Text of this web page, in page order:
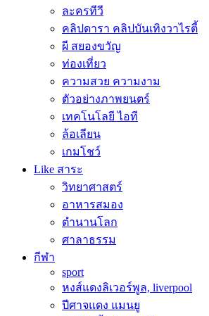
ละครทีวี
คลิปดารา คลิปบันเทิงวาไรตี้
ผี สยองขวัญ
ท่องเที่ยว
ความสวย ความงาม
ตัวอย่างภาพยนตร์
เทคโนโลยี ไอที
ล้อเลียน
เกมโชว์
Like สาระ
วิทยาศาสตร์
อาหารสมอง
ตำนานโลก
ศาลาธรรม
กีฬา
sport
หงส์แดงลิเวอร์พูล, liverpool
ปีศาจแดง แมนยู